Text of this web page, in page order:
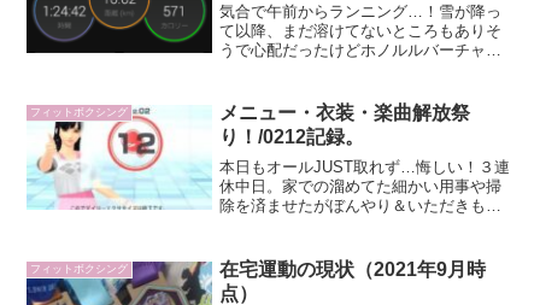
気合で午前からランニング…！雪が降っ
て以降、まだ溶けてないところもありそ
うで心配だったけどホノルルバーチャル
いたので、今日はやる気が落ちる前に出
発！こあら。心配...
フィットボクシング
メニュー・衣装・楽曲解放祭
り！/0212記録。
本日もオールJUST取れず…悔しい！３連
休中日。家での溜めてた細かい用事や掃
除を済ませたがぼんやり＆いただきもの
ペーンのハッシュタグで、１日で１万発
やった猛者を見たのも...
フィットボクシング
在宅運動の現状（2021年9月時
点）